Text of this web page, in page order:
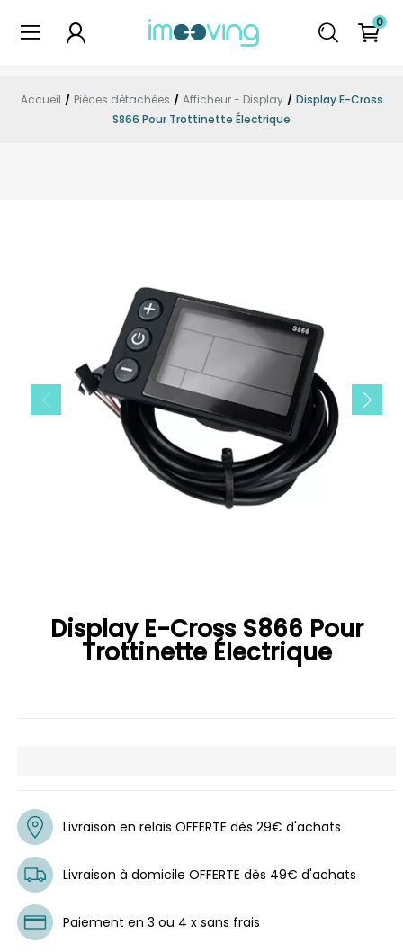
0
Accueil Pièces détachées Afficheur - Display
Display E-Cross
S866 Pour Trottinette Électrique
Display E-Cross S866 Pour
Trottinette Électrique
Livraison en relais OFFERTE dès 29€ d'achats
Livraison à domicile OFFERTE dès 49€ d'achats
Paiement en 3 ou 4 x sans frais